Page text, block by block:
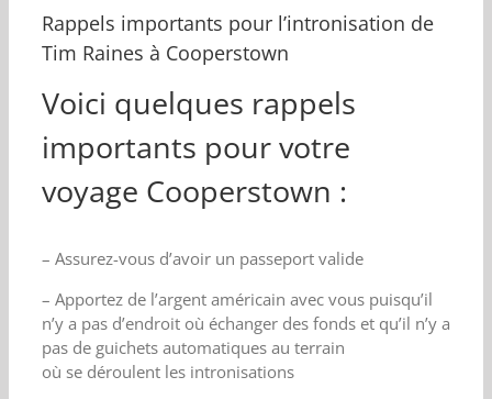
Rappels importants pour l’intronisation de
Tim Raines à Cooperstown
Voici quelques rappels
importants pour votre
voyage Cooperstown :
– Assurez-vous d’avoir un passeport valide
– Apportez de l’argent américain avec vous puisqu’il
n’y a pas d’endroit où échanger des fonds et qu’il n’y a
pas de guichets automatiques au terrain
où se déroulent les intronisations